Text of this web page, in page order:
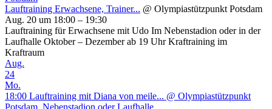
Lauftraining Erwachsene, Trainer... @ Olympiastützpunkt Potsdam
Aug. 20 um 18:00 – 19:30
Lauftraining für Erwachsene mit Udo Im Nebenstadion oder in der
Laufhalle Oktober – Dezember ab 19 Uhr Kraftraining im
Kraftraum
Aug.
24
Mo.
18:00 Lauftraining mit Diana von meile... @ Olympiastützpunkt